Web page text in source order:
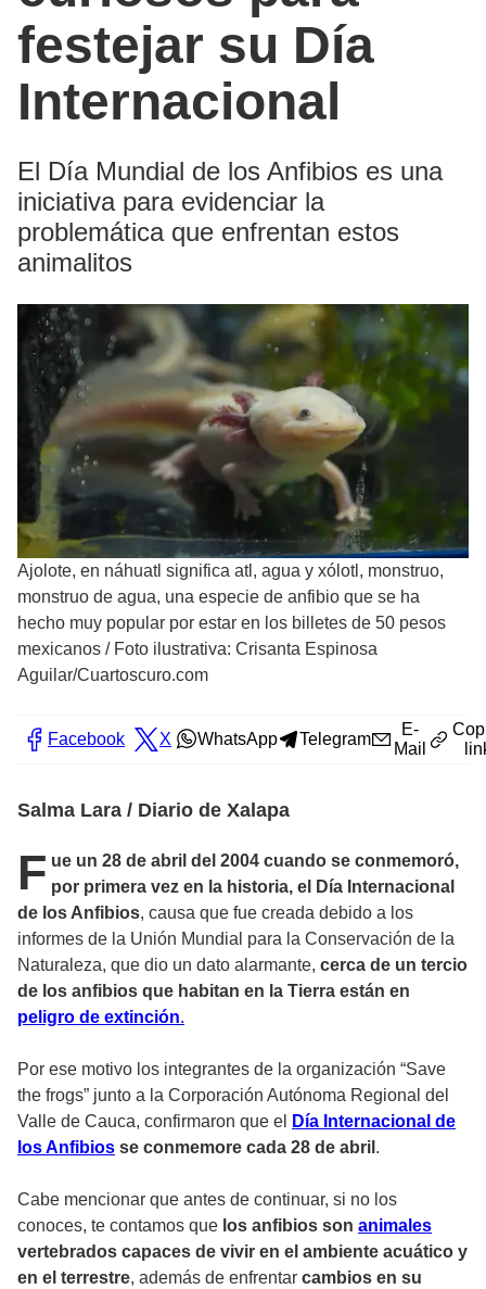
festejar su Día
Internacional
El Día Mundial de los Anfibios es una
iniciativa para evidenciar la
problemática que enfrentan estos
animalitos
Ajolote, en náhuatl significa atl, agua y xólotl, monstruo,
monstruo de agua, una especie de anfibio que se ha
hecho muy popular por estar en los billetes de 50 pesos
mexicanos / Foto ilustrativa: Crisanta Espinosa
Aguilar/Cuartoscuro.com
Facebook X WhatsApp Telegram
E-
Mail
Salma Lara / Diario de Xalapa
F ue un 28 de abril del 2004 cuando se conmemoró,
por primera vez en la historia, el Día Internacional
de los Anfibios, causa que fue creada debido a los
informes de la Unión Mundial para la Conservación de la
Naturaleza, que dio un dato alarmante, cerca de un tercio
de los anfibios que habitan en la Tierra están en
peligro de extinción.
Por ese motivo los integrantes de la organización “Save
the frogs” junto a la Corporación Autónoma Regional del
Valle de Cauca, confirmaron que el
Día Internacional de
los Anfibios se conmemore cada 28 de abril .
Cabe mencionar que antes de continuar, si no los
conoces, te contamos que los anfibios son animales
vertebrados capaces de vivir en el ambiente acuático y
en el terrestre, además de enfrentar cambios en su